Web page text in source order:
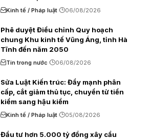
Kinh tế / Pháp luật 06/08/2026
Phê duyệt Điều chỉnh Quy hoạch
chung Khu kinh tế Vũng Áng, tỉnh Hà
Tĩnh đến năm 2050
Tin trong nước 06/08/2026
Sửa Luật Kiến trúc: Đẩy mạnh phân
cấp, cắt giảm thủ tục, chuyển từ tiền
kiểm sang hậu kiểm
Kinh tế / Pháp luật 05/08/2026
Đầu tư hơn 5.000 tỷ đồng xây cầu